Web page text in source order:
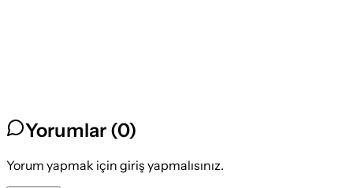
Yorumlar (0)
Yorum yapmak için giriş yapmalısınız.